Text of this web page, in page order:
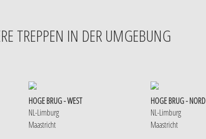
TREPPEN IN DER UMGEBUNG
HOGE BRUG - WEST
NL-Limburg
Maastricht
HOGE BRUG - NORD
NL-Limburg
Maastricht